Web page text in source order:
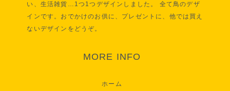
い、生活雑貨…1つ1つデザインしました。 全て鳥のデザ
インです。おでかけのお供に、プレゼントに、他では買え
ないデザインをどうぞ。
MORE INFO
ホーム